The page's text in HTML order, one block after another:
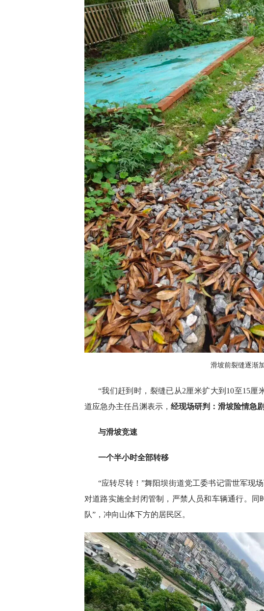
滑坡前裂缝逐渐
“我们赶到时，裂缝已从2厘米扩大到10至15厘
道应急办主任吕渊表示， 经现场研判：滑坡险情急
与滑坡竞速
一个半小时全部转移
“应转尽转！”舞阳坝街道党工委书记雷世军现
对道路实施全封闭管制，严禁人员和车辆通行。同
队”，冲向山体下方的居民区。